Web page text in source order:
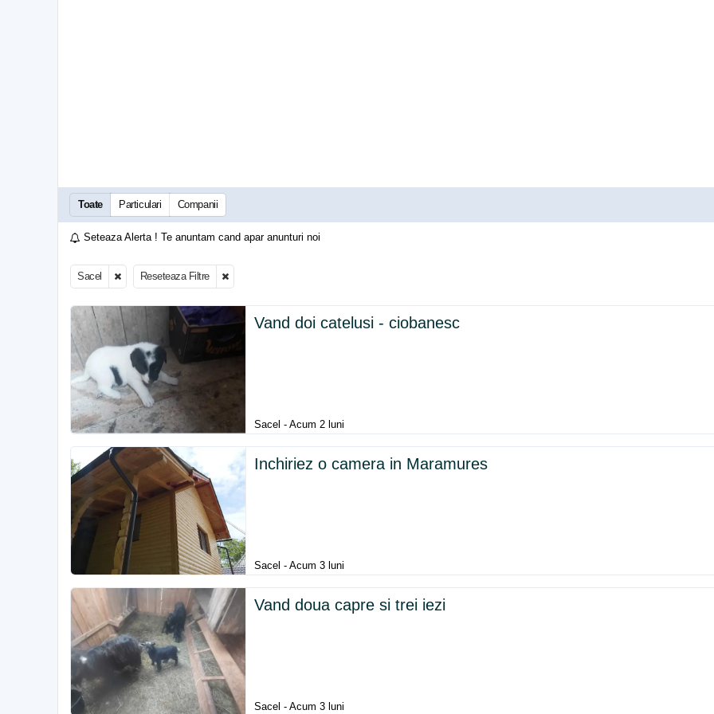
Toate Particulari Companii
Seteaza Alerta ! Te anuntam cand apar anunturi noi
Sacel Reseteaza Filtre
Vand doi catelusi - ciobanesc
Sacel - Acum 2 luni
Inchiriez o camera in Maramures
Sacel - Acum 3 luni
Vand doua capre si trei iezi
Sacel - Acum 3 luni